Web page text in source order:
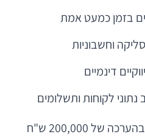
בזמן כמעט אמת
וחשבוניות
דינמיים
לקוחות ותשלומים
פרויקט כזה עלול להתחיל בהערכה של 200,000 ש"ח